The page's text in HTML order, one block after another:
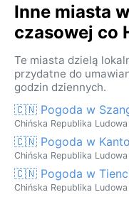
Inne miasta
czasowej co
Te miasta dzielą
przydatne do
godzin dziennych.
🇨🇳 Pogoda w
Chińska Republika Ludowa
🇨🇳 Pogoda w
Chińska Republika Ludowa
🇨🇳 Pogoda w
Chińska Republika Ludowa